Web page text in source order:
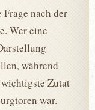
nach der
Wer eine
während
Zutat
war.